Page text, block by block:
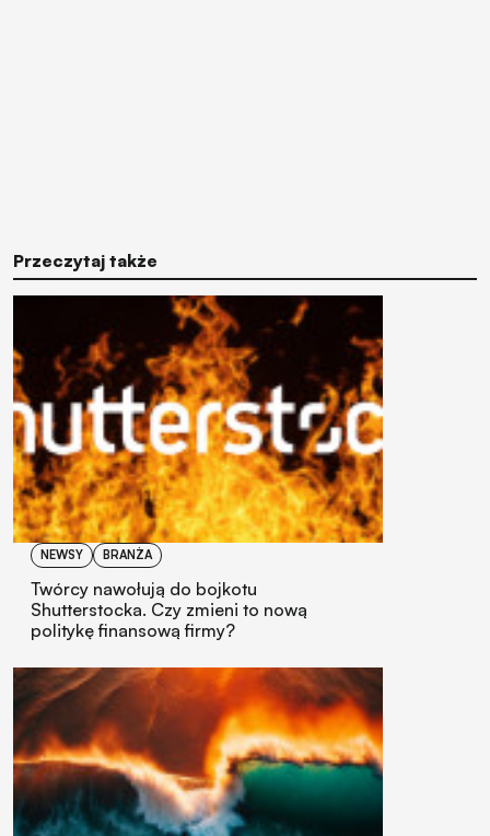
Przeczytaj także
NEWSY BRANŻA
Twórcy nawołują do bojkotu
Shutterstocka. Czy zmieni to nową
politykę finansową firmy?